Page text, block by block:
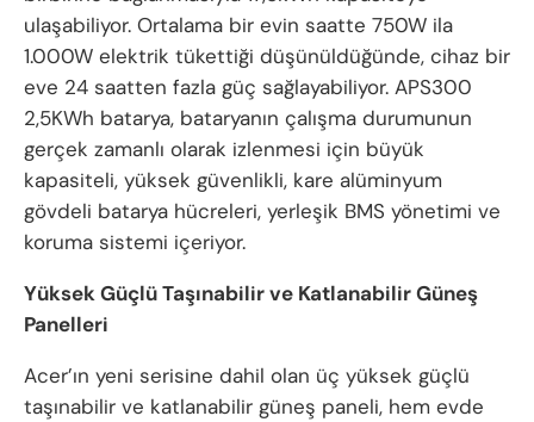
ulaşabiliyor. Ortalama bir evin saatte 750W ila
1.000W elektrik tükettiği düşünüldüğünde, cihaz bir
eve 24 saatten fazla güç sağlayabiliyor. APS300
2,5KWh batarya, bataryanın çalışma durumunun
gerçek zamanlı olarak izlenmesi için büyük
kapasiteli, yüksek güvenlikli, kare alüminyum
gövdeli batarya hücreleri, yerleşik BMS yönetimi ve
koruma sistemi içeriyor.
Yüksek Güçlü Taşınabilir ve Katlanabilir Güneş
Panelleri
Acer’ın yeni serisine dahil olan üç yüksek güçlü
taşınabilir ve katlanabilir güneş paneli, hem evde